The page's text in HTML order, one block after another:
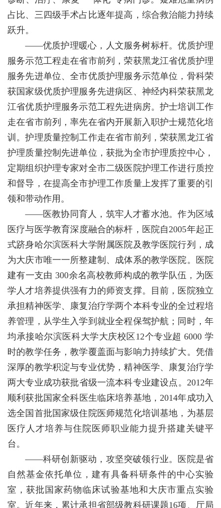
占比、三四级手术占比逐年提高，综合救治能力持续
跃升。
——优质护理暖心，人文服务树标杆。优质护理
服务示范工程走在省市前列，荣获黑龙江省优质护理
服务先进单位、全市优质护理服务示范单位，骨科荣
获国家级优质护理服务先进病区、神经内科荣获黑龙
江省优质护理服务示范工程先进病房。护士培训工作
走在省市前列，率先在省内开展新入职护士规范化培
训。护理质量控制工作走在省市前列，荣获黑龙江省
护理质量控制先进单位，获批为全市护理质控中心，
定期组织护理专家对全市二级医院护理工作进行质控
和督导，在提高全市护理工作质量上发挥了重要的引
领和带动作用。
——医教协同育人，筑牢人才蓄水池。作为区域
医疗与医学教育深度融合的标杆，医院自2005年起正
式跻身哈尔滨医科大学附属医院及教学医院行列，成
为大庆市唯一一所整建制、成体系的教学医院。医院
建有一支由 300余名高校教师构成的教学队伍，为医
学人才培养提供强有力的师资支撑。目前，医院独立
承担精神医学、康复治疗学两个本科专业的全过程培
养管理，从学生入学到就业全程保驾护航；同时，年
均承接哈尔滨医科大学大庆校区12个专业超 6000 学
时的教学任务，教学覆盖面与影响力持续扩大。凭借
深厚的教学积淀与专业优势，精神医学、康复治疗学
两大专业成功获批省级一流本科专业建设点。2012年
顺利获批国家全科医生临床培养基地，2014年成功入
选全国首批国家级住院医师规范化培训基地，为基层
医疗人才培养与住院医师职业能力提升搭建关键平
台。
——科研创新驱动，攻坚突破领行业。医院是省
自然基金依托单位，建有具备科研条件的中心实验
室，获批国家药物临床试验基地和大庆市重点实验
室。近年来，累计承担省部级教科研课题16项、厅局